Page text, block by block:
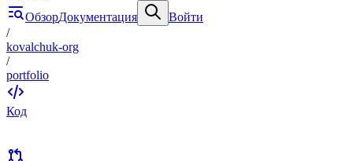
ОбзорДокументация
Войти
/
kovalchuk-org
/
portfolio
Код